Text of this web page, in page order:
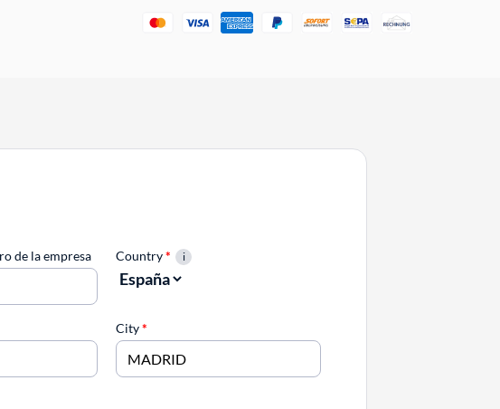
de la empresa Country*
City*